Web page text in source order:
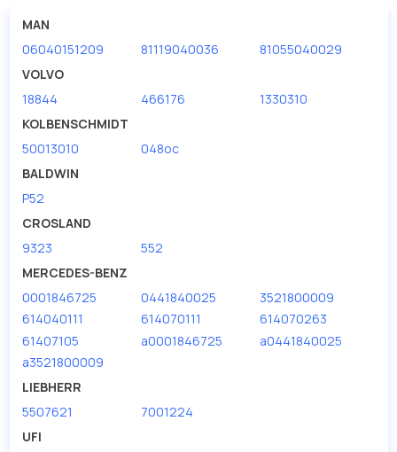
Наружный диаметр 1 [мм]
112
MAN
06040151209
81119040036
81055040029
VOLVO
18844
466176
1330310
KOLBENSCHMIDT
50013010
048oc
BALDWIN
P52
CROSLAND
9323
552
MERCEDES-BENZ
0001846725
0441840025
3521800009
614040111
614070111
614070263
61407105
a0001846725
a0441840025
a3521800009
LIEBHERR
5507621
7001224
UFI